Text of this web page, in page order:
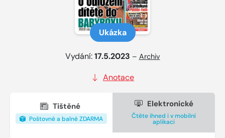
Ukázka
Vydání:17.5.2023 – Archiv
Anotace
Tištěné
Poštovné a balné ZDARMA
Elektronické
Čtěte ihned i v mobilní
aplikaci